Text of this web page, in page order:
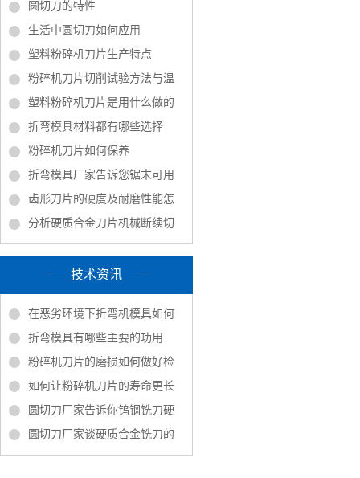
圆切刀的特性
生活中圆切刀如何应用
塑料粉碎机刀片生产特点
粉碎机刀片切削试验方法与温
塑料粉碎机刀片是用什么做的
折弯模具材料都有哪些选择
粉碎机刀片如何保养
折弯模具厂家告诉您锯末可用
齿形刀片的硬度及耐磨性能怎
分析硬质合金刀片机械断续切
技术资讯
在恶劣环境下折弯机模具如何
折弯模具有哪些主要的功用
粉碎机刀片的磨损如何做好检
如何让粉碎机刀片的寿命更长
圆切刀厂家告诉你钨钢铣刀硬
圆切刀厂家谈硬质合金铣刀的